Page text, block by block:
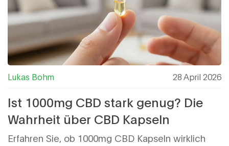
Lukas Bohm 28 April 2026
Ist 1000mg CBD stark genug? Die
Wahrheit über CBD Kapseln
Erfahren Sie, ob 1000mg CBD Kapseln wirklich